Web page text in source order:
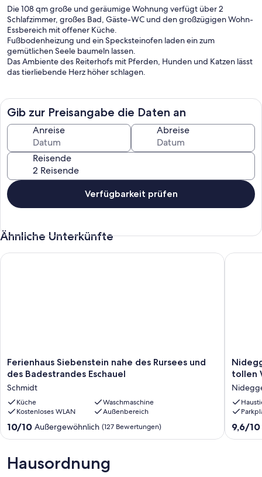
Die 108 qm große und geräumige Wohnung verfügt über 2
Schlafzimmer, großes Bad, Gäste-WC und den großzügigen Wohn-
Essbereich mit offener Küche.
Fußbodenheizung und ein Specksteinofen laden ein zum
gemütlichen Seele baumeln lassen.
Das Ambiente des Reiterhofs mit Pferden, Hunden und Katzen lässt
das tierliebende Herz höher schlagen.
Gib zur Preisangabe die Daten an
Anreise Abreise
Reisende
Verfügbarkeit prüfen
Ähnliche Unterkünfte
Ferienhaus
Siebenstein
des
Rursees
und
des
Badestrandes
Schmidt
Ferienhaus Siebenstein nahe des Rursees und
des Badestrandes Eschauel
Schmidt
Küche
Waschmaschine
Kostenloses WLAN
Außenbereich
10.0
Außergewöhnlich,
(127
10/10 Außergewöhnlich (127 Bewertungen)
Ferienhaus Siebenstein nahe des Rursees und des
am
Wald
mit
tollen
tollen
9.6
9,6/10
Hausordnung